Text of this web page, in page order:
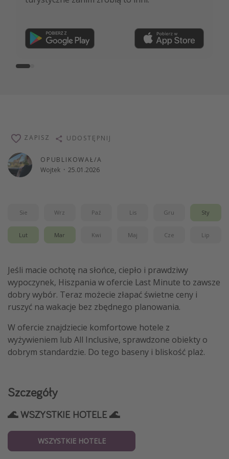
OPUBLIKOWAŁ/A
Wojtek · 25.01.2026
ZAPISZ UDOSTĘPNIJ
Sie Wrz Paź Lis Gru Sty
Lut Mar Kwi Maj Cze Lip
Jeśli macie ochotę na słońce, ciepło i prawdziwy
wypoczynek, Hiszpania w ofercie Last Minute to zawsze
dobry wybór. Teraz możecie złapać świetne ceny i
ruszyć na wakacje bez zbędnego planowania.
W ofercie znajdziecie komfortowe hotele z
wyżywieniem lub All Inclusive, sprawdzone obiekty o
dobrym standardzie. Do tego baseny i bliskość plaż.
Szczegóły
🌊 WSZYSTKIE HOTELE 🌊
WSZYSTKIE HOTELE